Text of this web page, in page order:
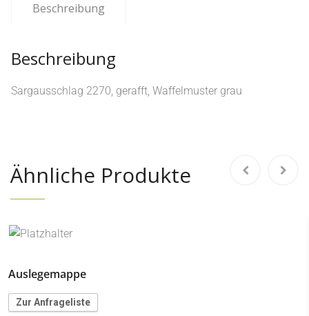
Beschreibung
Beschreibung
Sargausschlag 2270, gerafft, Waffelmuster grau
Ähnliche Produkte
Auslegemappe
Zur Anfrageliste